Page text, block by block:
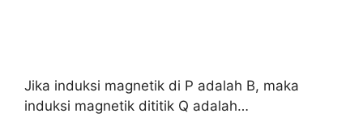
Jika induksi magnetik di P adalah B, maka
induksi magnetik dititik Q adalah…